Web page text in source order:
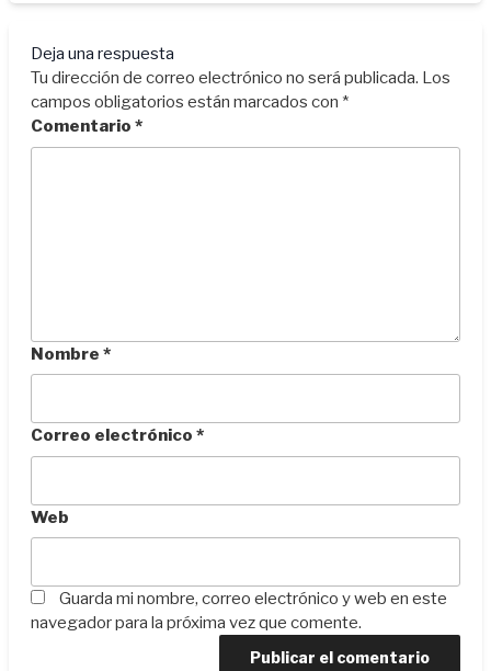
Deja una respuesta
Tu dirección de correo electrónico no será publicada. Los
campos obligatorios están marcados con *
Comentario *
Nombre *
Correo electrónico *
Web
Guarda mi nombre, correo electrónico y web en este
navegador para la próxima vez que comente.